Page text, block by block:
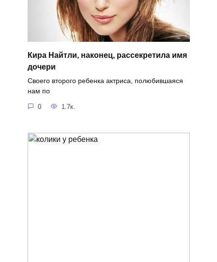
Кира Найтли, наконец, рассекретила имя
дочери
Своего второго ребенка актриса, полюбившаяся
нам по
0 1.7к.